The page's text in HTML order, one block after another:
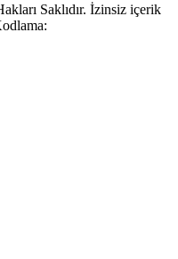
Saklıdır. İzinsiz içerik